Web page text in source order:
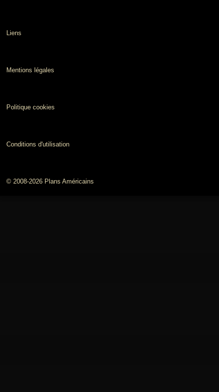
Liens
Mentions légales
Politique cookies
Conditions d'utilisation
© 2008-2026 Plans Américains